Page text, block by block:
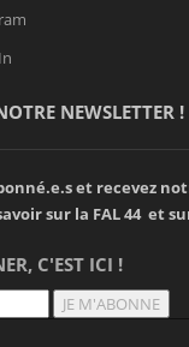
NEWSLETTER !
et recevez
sur la FAL 44 et
C'EST ICI !
JE M'ABONNE